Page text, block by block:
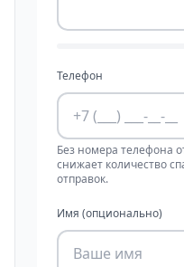
Телефон
Без номера телефона
снижает количество
отправок.
Имя (опционально)